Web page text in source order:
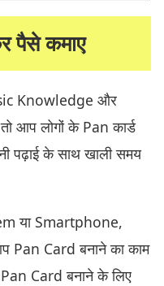
पैसे कमाए
Knowledge और
आप लोगों के Pan कार्ड
पढ़ाई के साथ खाली समय
या Smartphone,
Pan Card बनाने का काम
Card बनाने के लिए